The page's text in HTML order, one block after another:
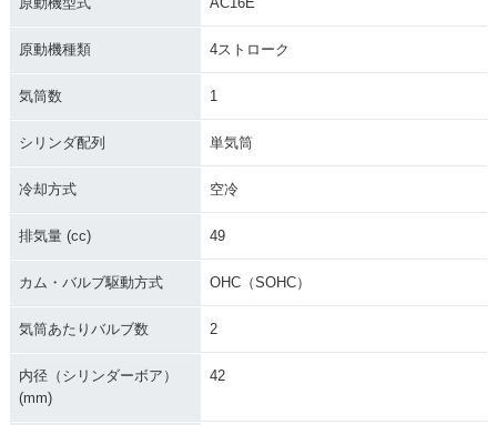
原動機種類 4ストローク
気筒数 1
シリンダ配列 単気筒
冷却方式 空冷
排気量 (cc) 49
カム・バルブ駆動方式 OHC（SOHC）
気筒あたりバルブ数 2
内径（シリンダーボア）
(mm)
42